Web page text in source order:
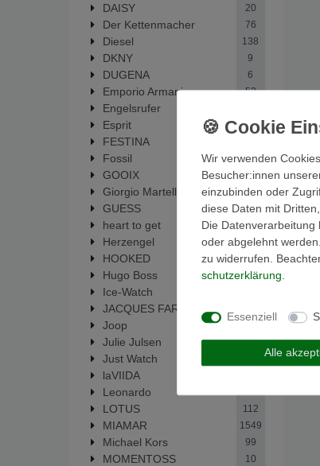
DAISY 20
Der Kettenmacher 76
Diesel 138
DKNY 9
DUGENA 6
Emporio Armani 53
Engelsrufer
Esprit 38
FESTINA
Fossil 448
GOOIX 1
Giorgio Martello 33
GUESS 62
heart to get 19
Herzengel 14
HOOKED 5
Hugo Boss 1
Ice-Watch
JACQUES FAREL
Joop
Julie Julsen 137
Just Watch
laVIIDA
Leonardo 88
LOTUS 112
MIAMAR 1549
Michael Kors 99
MOMENTOSS 10
Wir verwenden
Besucher:innen
einzubinden oder
diese Daten mit
Die
oder abgelehnt
zu widerrufen.
schutz­erklärung
Essenziell
Alle